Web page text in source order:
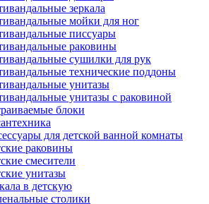
зеркала
мойки для ног
писсуары
раковины
сушилки для рук
технические поддоны
унитазы
унитазы с раковиной
блоки
для детской ванной комнаты
раковины
смесители
унитазы
в детскую
столики